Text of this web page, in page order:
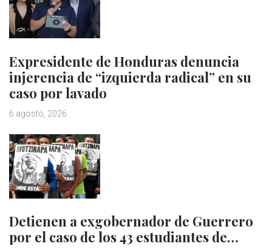
Expresidente de Honduras denuncia
injerencia de “izquierda radical” en su
caso por lavado
6 agosto, 2026
Detienen a exgobernador de Guerrero
por el caso de los 43 estudiantes de…